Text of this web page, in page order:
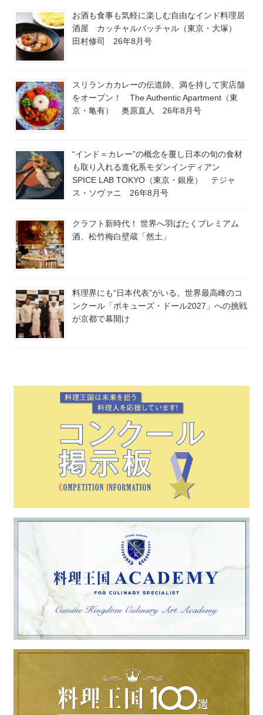
お酒も食事も気軽に楽しむ自由なインド料理居
酒屋 カッチャルバッチャル（東京・大塚）
田村修司 26年8月号
スリランカカレーの伝道師、満を持して実店舗
をオープン！ The Authentic Apartment（東
京・亀有） 奥原直人 26年8月号
“インド＝カレー”の概念を覆し日本の旬の食材
も取り入れる進化系モダンインディアン
SPICE LAB TOKYO（東京・銀座） テジャ
ス・ソヴァニ 26年8月号
クラフト新時代！ 世界へ羽ばたくプレミアム
酒、松竹梅白壁蔵「然土」
料理界にも“日本代表”がいる。世界最高峰のコ
ンクール「ボキューズ・ドール2027」への挑戦
が京都で幕開け